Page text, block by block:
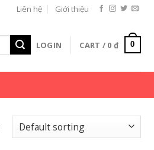
Liên hệ Giới thiệu
LOGIN CART / 0 ₫ 0